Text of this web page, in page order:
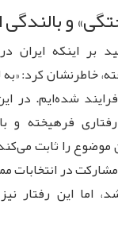
و بالندگی
بر اینکه ایران
خاطرنشان کرد:
شده‌ایم. در
فرهیخته و
موضوع را ثابت
مشارکت در انتخابات
اما این رفتار